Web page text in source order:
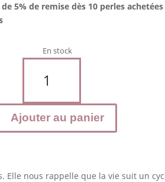
5% de remise dès 10 perles
En stock
de
LUNE
Multicolore
Perles
Ajouter au panier
Elle nous rappelle que la vie suit un